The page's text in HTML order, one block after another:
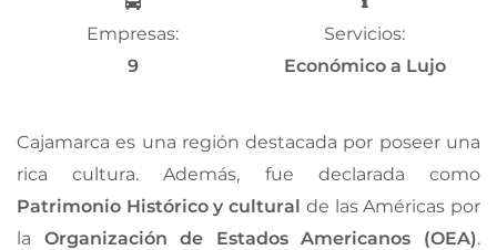
Empresas:
9
Servicios:
Económico a Lujo
Cajamarca es una región destacada por poseer una
rica cultura. Además, fue declarada como
Patrimonio Histórico y cultural de las Américas por
la Organización de Estados Americanos (OEA).